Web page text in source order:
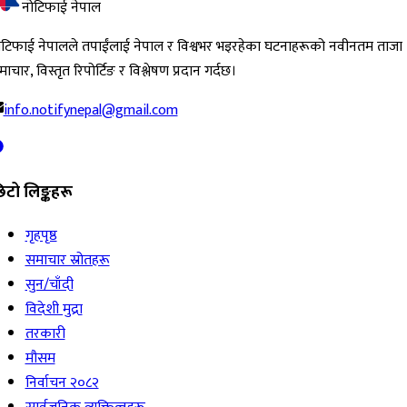
नोटिफाई नेपाल
नेपालले तपाईंलाई नेपाल र विश्वभर भइरहेका घटनाहरूको नवीनतम ताजा
विस्तृत रिपोर्टिङ र विश्लेषण प्रदान गर्दछ।
info.notifynepal@gmail.com
लिङ्कहरू
गृहपृष्ठ
समाचार स्रोतहरू
सुन/चाँदी
विदेशी मुद्रा
तरकारी
मौसम
निर्वाचन २०८२